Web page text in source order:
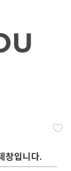
창입니다.